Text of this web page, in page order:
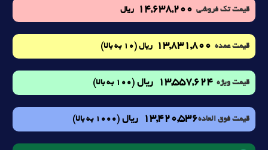
قیمت تک فروشی 14,638,200 ریال
قیمت عمده 13,831,800 ریال (10 به بالا)
قیمت ویژه 13,557,624 ریال (100 به بالا)
قیمت فوق العاده13,420,536 ریال (1000 به بالا)